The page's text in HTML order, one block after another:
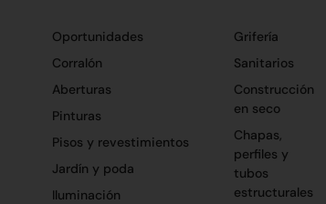
Oportunidades
Corralón
Aberturas
Pinturas
Pisos y revestimientos
Jardín y poda
Iluminación
Grifería
Sanitarios
Construcción
en seco
Chapas,
perfiles y
tubos
estructurales